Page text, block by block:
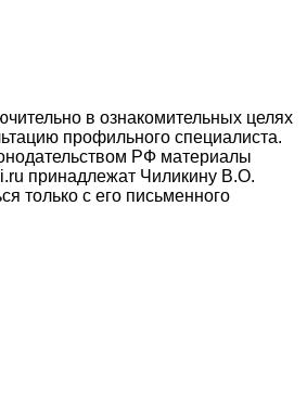
в ознакомительных целях
профильного специалиста.
РФ материалы
принадлежат Чиликину В.О.
только с его письменного